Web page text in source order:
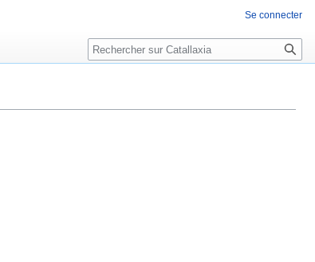
Se connecter
Rechercher